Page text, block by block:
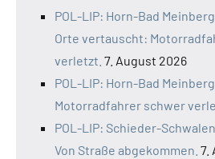
POL-LIP: Horn-Bad
Orte vertauscht:
verletzt. 7. August 2026
POL-LIP: Horn-Bad
Motorradfahrer schwer
POL-LIP: Schieder-
Von Straße abgekommen. 7.